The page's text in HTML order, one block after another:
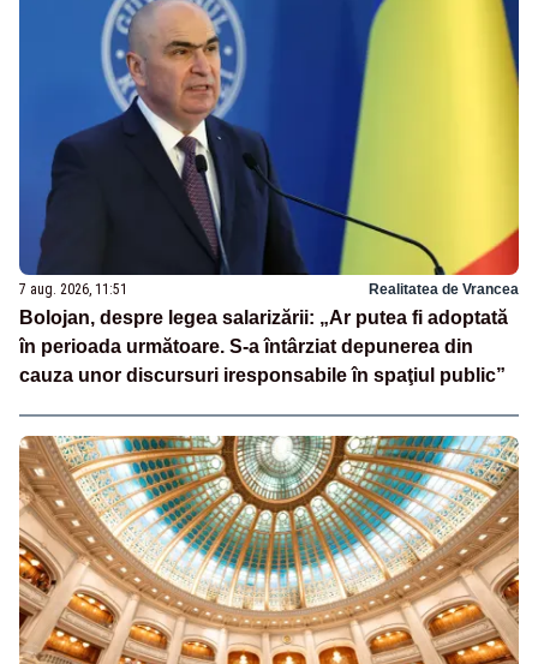
7 aug. 2026, 11:51 Realitatea de Vrancea
Bolojan, despre legea salarizării: „Ar putea fi adoptată
în perioada următoare. S-a întârziat depunerea din
cauza unor discursuri iresponsabile în spaţiul public”